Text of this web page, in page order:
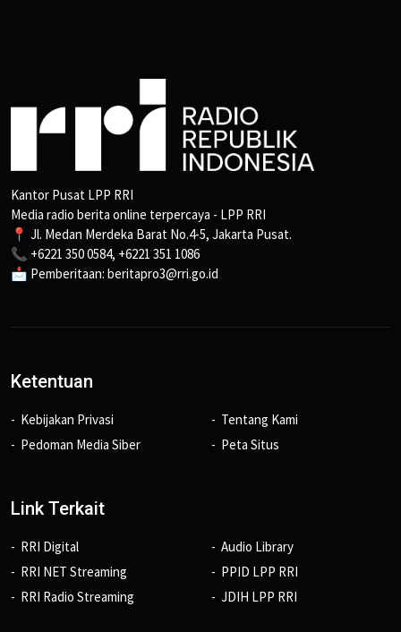
Kantor Pusat LPP RRI
Media radio berita online terpercaya - LPP RRI
📍 Jl. Medan Merdeka Barat No.4-5, Jakarta Pusat.
📞 +6221 350 0584, +6221 351 1086
📩 Pemberitaan: beritapro3@rri.go.id
Ketentuan
Kebijakan Privasi
Pedoman Media Siber
Tentang Kami
Peta Situs
Link Terkait
RRI Digital
RRI NET Streaming
RRI Radio Streaming
Audio Library
PPID LPP RRI
JDIH LPP RRI